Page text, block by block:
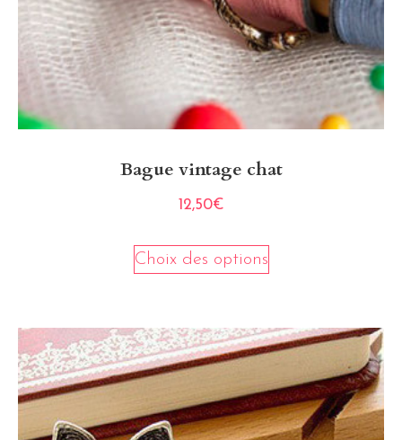
Bague vintage chat
12,50€
Choix des options